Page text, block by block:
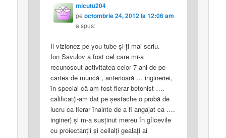
micutu204
peoctombrie 24, 2012 la 12:06 am
a spus:
Îl vizionez pe you tube şi-ţi mai scriu.
Ion Savulov a fost cel care mi-a
recunoscut activitatea celor 7 ani de pe
cartea de muncă , anterioară … ingineriei,
în special că am fost fierar betonist ….
calificat(i-am dat pe şestache o probă de
lucru ca fierar înainte de a fi angajat ca ….
inginer) şi m-a susţinut mereu în gîlcevile
cu proiectanţii şi ceilalţi gealaţi ai